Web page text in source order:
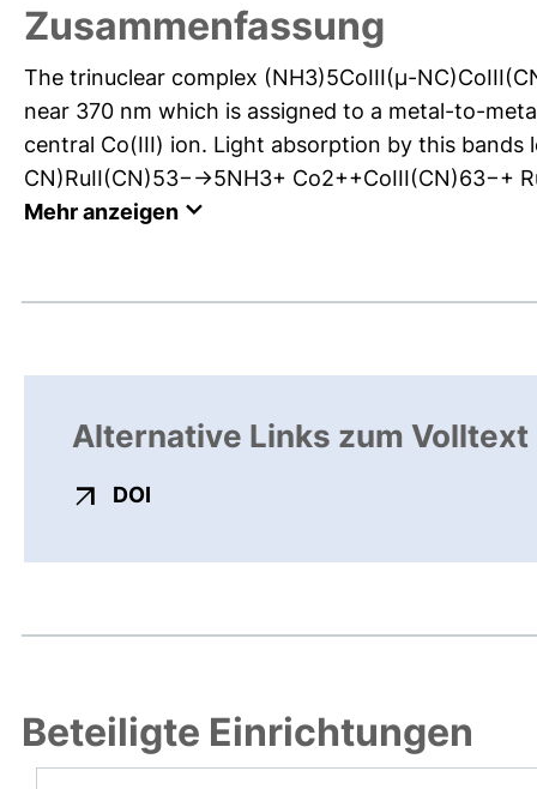
Zusammenfassung
The trinuclear complex (NH3)5CoIII(μ-
near 370 nm which is assigned to a metal-to-
central Co(III) ion. Light absorption by this
CN)RuII(CN)53−→5NH3+ Co2++CoIII(CN)63−+
Mehr anzeigen
Alternative Links zum Volltext
DOI
Beteiligte Einrichtungen